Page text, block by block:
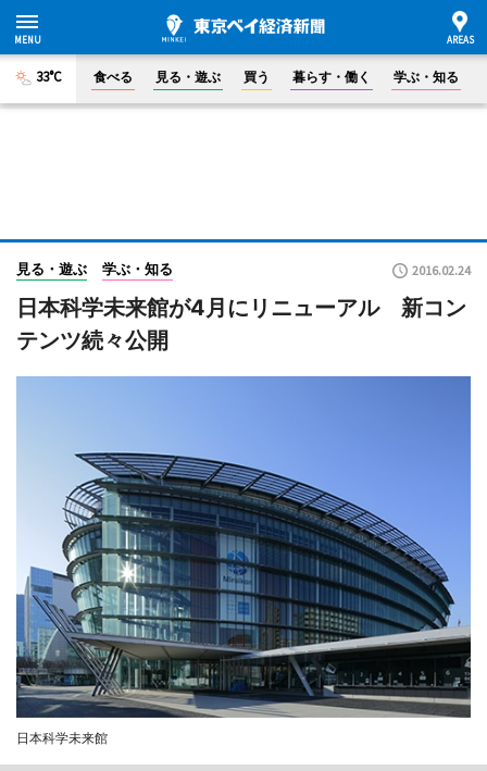
33°C 食べる 見る・遊ぶ 買う 暮らす・働く 学ぶ・知る
見る・遊ぶ 学ぶ・知る 2016.02.24
日本科学未来館が4月にリニューアル 新コン
テンツ続々公開
日本科学未来館